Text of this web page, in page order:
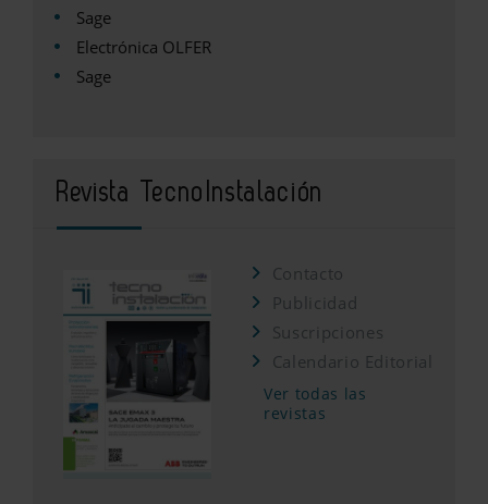
Sage
Electrónica OLFER
Sage
Revista TecnoInstalación
Contacto
Publicidad
Suscripciones
Calendario Editorial
Ver todas las
revistas